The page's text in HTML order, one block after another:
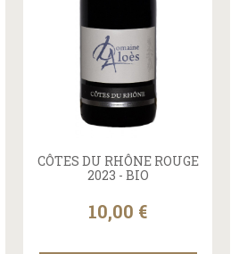
CÔTES DU RHÔNE ROUGE
2023 - BIO
10,00 €